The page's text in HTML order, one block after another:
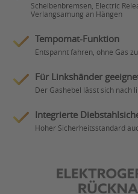
Scheibenbremsen, Electric
Verlangsamung an Hängen
Tempomat-Funktion
Entspannt fahren, ohne Gas
Für Linkshänder
Der Gashebel lässt sich nach
Integrierte
Hoher Sicherheitsstandard